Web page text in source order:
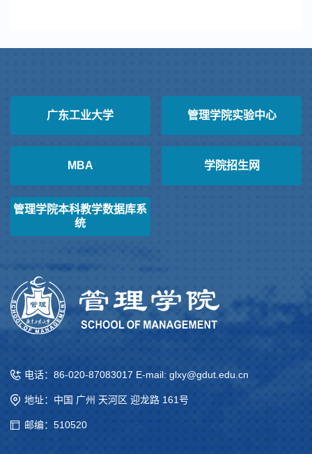
广东工业大学 管理学院实验中心
MBA 学院招生网
管理学院本科教学数据库系
统
电话：86-020-87083017 E-mail: glxy@gdut.edu.cn
地址：中国 广州 天河区 迎龙路 161号
邮编：510520